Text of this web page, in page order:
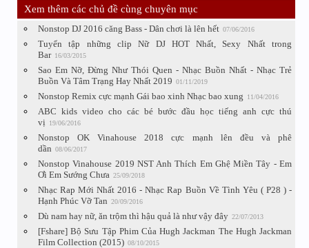
Xem thêm các chủ đề cùng chuyên mục
Nonstop DJ 2016 căng Bass - Dân chơi là lên hết 07/06/2016
Tuyển tập những clip Nữ DJ HOT Nhất, Sexy Nhất trong
Bar 16/03/2015
Sao Em Nỡ, Đừng Như Thói Quen - Nhạc Buồn Nhất - Nhạc Trẻ
Buồn Và Tâm Trạng Hay Nhất 2019 01/11/2019
Nonstop Remix cực mạnh Gái bao xinh Nhạc bao xung 11/04/2016
ABC kids video cho các bé bước đầu học tiếng anh cực thú
vị
19/06/2016
Nonstop OK Vinahouse 2018 cực mạnh lên đều và phê
dần 08/06/2017
Nonstop Vinahouse 2019 NST Anh Thích Em Ghệ Miền Tây - Em
Ơi Em Sướng Chưa 25/09/2018
Nhạc Rap Mới Nhất 2016 - Nhạc Rap Buồn Về Tình Yêu ( P28 ) -
Hạnh Phúc Vỡ Tan 20/09/2016
Dù nam hay nữ, ăn trộm thì hậu quả là như vậy đây 22/07/2013
[Fshare] Bộ Sưu Tập Phim Của Hugh Jackman The Hugh Jackman
Film Collection (2015) 08/10/2015